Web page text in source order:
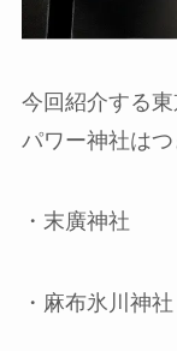
今回紹介する
パワー神社はつ
・末廣神社
・麻布氷川神社